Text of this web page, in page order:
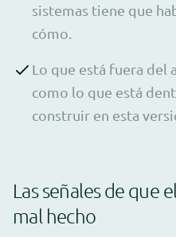
sistemas tiene que
cómo.
Lo que está fuera
como lo que está
construir en esta
Las señales de que
mal hecho